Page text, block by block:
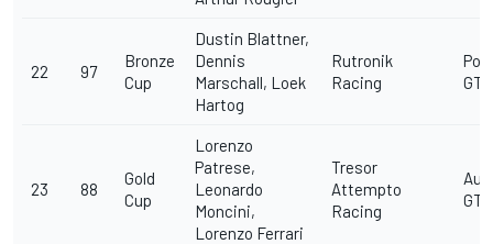
22 97
Bronze
Cup
Dustin Blattner,
Dennis
Marschall, Loek
Hartog
Rutronik
Racing
23 88
Gold
Cup
Lorenzo
Patrese,
Leonardo
Moncini,
Lorenzo Ferrari
Tresor
Attempto
Racing